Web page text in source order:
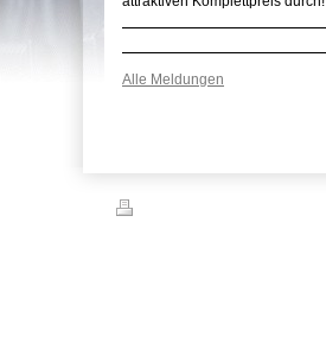
Alle Meldungen